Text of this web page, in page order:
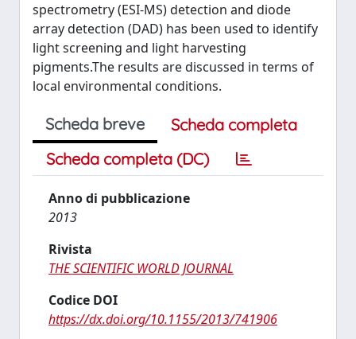
spectrometry (ESI-MS) detection and diode
array detection (DAD) has been used to identify
light screening and light harvesting
pigments.The results are discussed in terms of
local environmental conditions.
Scheda breve
Scheda completa
Scheda completa (DC)
Anno di pubblicazione
2013
Rivista
THE SCIENTIFIC WORLD JOURNAL
Codice DOI
https://dx.doi.org/10.1155/2013/741906